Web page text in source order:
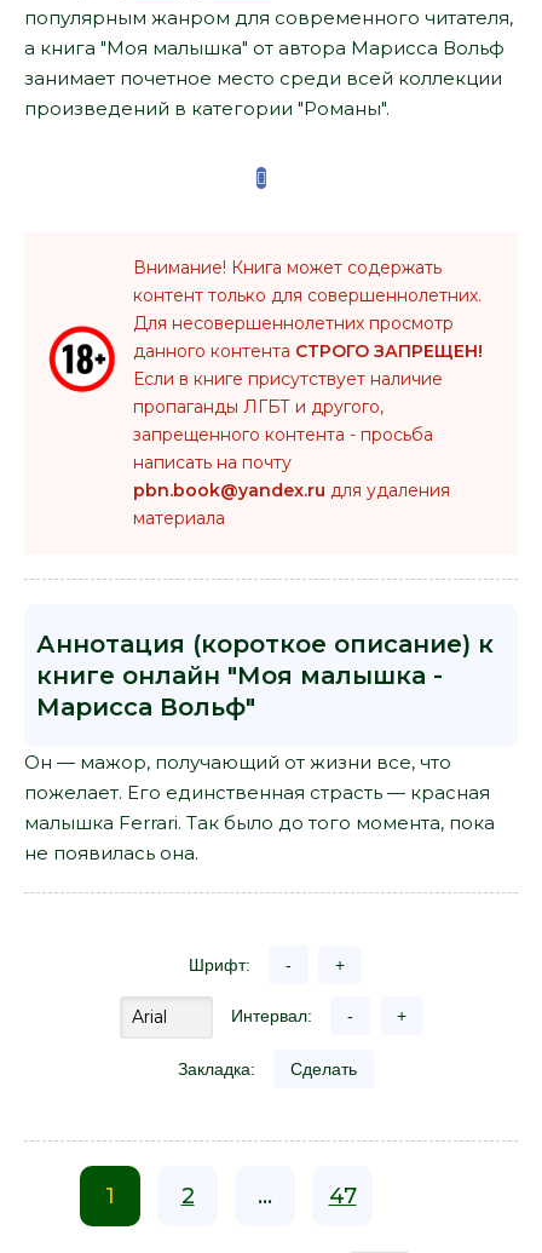
популярным жанром для современного читателя,
а книга "Моя малышка" от автора Марисса Вольф
занимает почетное место среди всей коллекции
произведений в категории "Романы".
Внимание! Книга может содержать
контент только для совершеннолетних.
Для несовершеннолетних просмотр
данного контента СТРОГО ЗАПРЕЩЕН!
Если в книге присутствует наличие
пропаганды ЛГБТ и другого,
запрещенного контента - просьба
написать на почту
pbn.book@yandex.ru для удаления
материала
Аннотация (короткое описание) к
книге онлайн "Моя малышка -
Марисса Вольф"
Он — мажор, получающий от жизни все, что
пожелает. Его единственная страсть — красная
малышка Ferrari. Так было до того момента, пока
не появилась она.
Шрифт: - +
Интервал: - +
Закладка: Сделать
1 2 ... 47